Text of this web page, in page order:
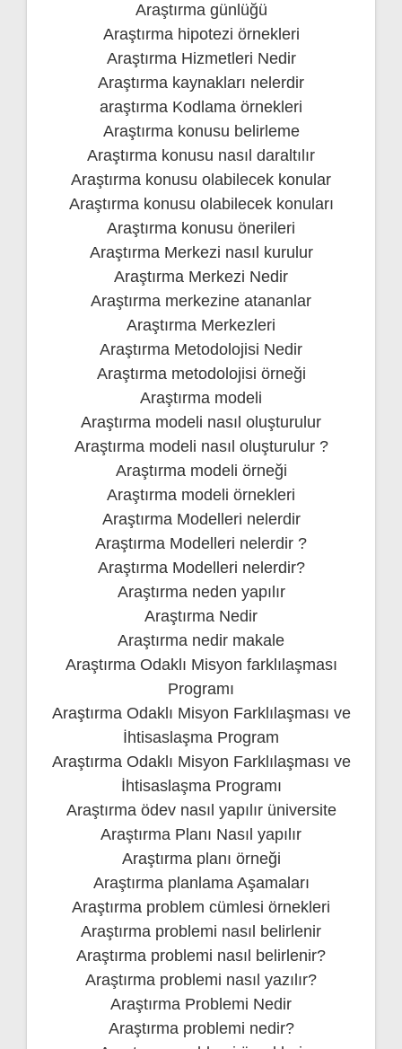
Araştırma günlüğü
Araştırma hipotezi örnekleri
Araştırma Hizmetleri Nedir
Araştırma kaynakları nelerdir
araştırma Kodlama örnekleri
Araştırma konusu belirleme
Araştırma konusu nasıl daraltılır
Araştırma konusu olabilecek konular
Araştırma konusu olabilecek konuları
Araştırma konusu önerileri
Araştırma Merkezi nasıl kurulur
Araştırma Merkezi Nedir
Araştırma merkezine atananlar
Araştırma Merkezleri
Araştırma Metodolojisi Nedir
Araştırma metodolojisi örneği
Araştırma modeli
Araştırma modeli nasıl oluşturulur
Araştırma modeli nasıl oluşturulur ?
Araştırma modeli örneği
Araştırma modeli örnekleri
Araştırma Modelleri nelerdir
Araştırma Modelleri nelerdir ?
Araştırma Modelleri nelerdir?
Araştırma neden yapılır
Araştırma Nedir
Araştırma nedir makale
Araştırma Odaklı Misyon farklılaşması
Programı
Araştırma Odaklı Misyon Farklılaşması ve
İhtisaslaşma Program
Araştırma Odaklı Misyon Farklılaşması ve
İhtisaslaşma Programı
Araştırma ödev nasıl yapılır üniversite
Araştırma Planı Nasıl yapılır
Araştırma planı örneği
Araştırma planlama Aşamaları
Araştırma problem cümlesi örnekleri
Araştırma problemi nasıl belirlenir
Araştırma problemi nasıl belirlenir?
Araştırma problemi nasıl yazılır?
Araştırma Problemi Nedir
Araştırma problemi nedir?